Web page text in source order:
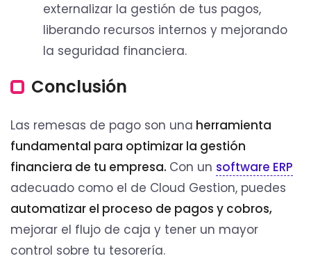
externalizar la gestión de tus pagos,
liberando recursos internos y mejorando
la seguridad financiera.
Conclusión
Las remesas de pago son una herramienta
fundamental para optimizar la gestión
financiera de tu empresa. Con un software ERP
adecuado como el de Cloud Gestion, puedes
automatizar el proceso de pagos y cobros,
mejorar el flujo de caja y tener un mayor
control sobre tu tesorería.